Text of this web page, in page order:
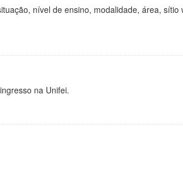
nível de ensino, modalidade, área, sítio
na Unifei.